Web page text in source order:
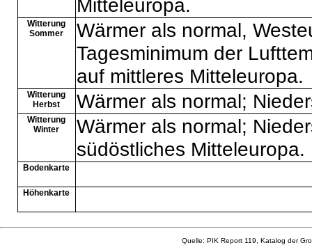
Mitteleuropa.
Witterung
Sommer
Wärmer als normal,
Tagesminimum der
auf mittleres Mitteleuropa.
Witterung
Herbst
Wärmer als normal;
Witterung
Winter
Wärmer als normal;
südöstliches Mitteleuropa.
Bodenkarte
Höhenkarte
Quelle: PIK Report 119, Katalog der